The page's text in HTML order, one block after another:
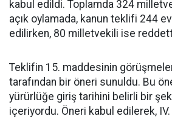
kabul edildi. Toplamda 324
açık oylamada, kanun teklifi 244
edilirken, 80 milletvekili ise
Teklifin 15. maddesinin
tarafından bir öneri sunuldu. Bu
yürürlüğe giriş tarihini belirli bir
içeriyordu. Öneri kabul edilerek,